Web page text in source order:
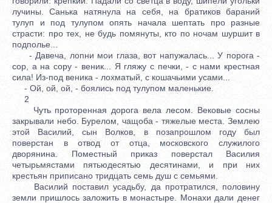
лучины. Санька натянула на себя, на братиков бараний
тулуп и под тулупом опять начала шептать про разные
страсти: про тех, не будь помянуты, кто по ночам шуршит в
подполье...
- Давеча, лопни мои глаза, вот напужалась... У порога -
сор, а на сору - веник... Я гляжу с печки, - с нами крестная
сила! Из-под веника - лохматый, с кошачьими усами...
- Ой, ой, ой, - боялись под тулупом маленькие.
2
Чуть проторенная дорога вела лесом. Вековые сосны
закрывали небо. Бурелом, чащоба - тяжелые места. Землею
этой Василий, сын Волков, в позапрошлом году был
поверстан в отвод от отца, московского служилого
дворянина. Поместный приказ поверстал Василия
четырьмястами пятьюдесятью десятинами, и при них
крестьян приписано тридцать семь душ с семьями.
Василий поставил усадьбу, да протратился, половину
земли пришлось заложить в монастыре. Монахи дали денег